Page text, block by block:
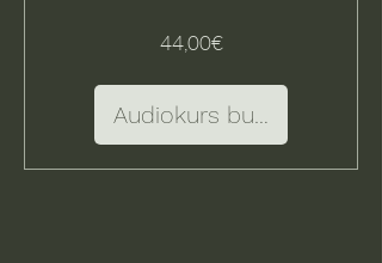
44,00€Preis
Audiokurs buchen